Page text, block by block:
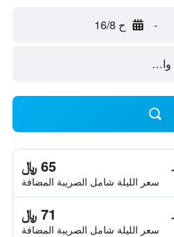
- ح 16/8
65 ﷼
سعر الليلة شامل الصريبة المضافة
71 ﷼
سعر الليلة شامل الصريبة المضافة